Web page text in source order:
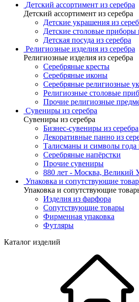
Детский ассортимент из серебра
Детский ассортимент из серебра
Детские украшения из
Детские столовые приборы
Детская посуда из серебра
Религиозные изделия из серебра
Религиозные изделия из серебра
Серебряные кресты
Серебряные иконы
Серебряные религиозные
Религиозные столовые
Прочие религиозные
Сувениры из серебра
Сувениры из серебра
Бизнес-сувениры из серебра
Декоративные панно из
Талисманы и символы года
Серебряные напёрстки
Прочие сувениры
880 лет - Москва, Великий
Упаковка и сопутствующие
Упаковка и сопутствующие
Изделия из фарфора
Сопутствующие товары
Фирменная упаковка
Футляры
Каталог изделий